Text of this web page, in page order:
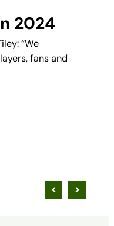
2024
“We
fans and